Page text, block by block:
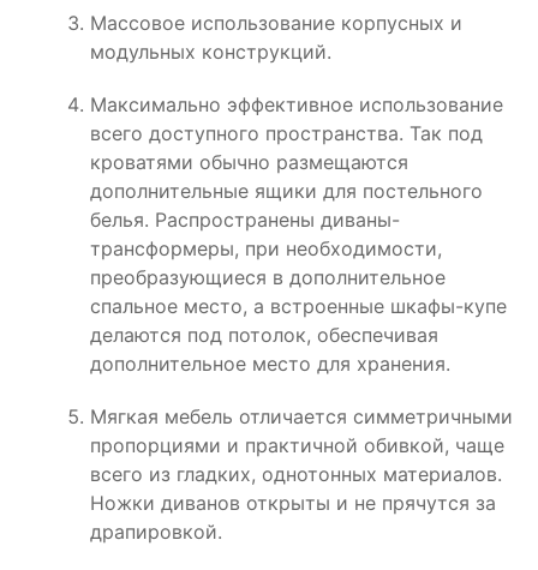
Массовое использование корпусных и
модульных конструкций.
Максимально эффективное использование
всего доступного пространства. Так под
кроватями обычно размещаются
дополнительные ящики для постельного
белья. Распространены диваны-
трансформеры, при необходимости,
преобразующиеся в дополнительное
спальное место, а встроенные шкафы-купе
делаются под потолок, обеспечивая
дополнительное место для хранения.
Мягкая мебель отличается симметричными
пропорциями и практичной обивкой, чаще
всего из гладких, однотонных материалов.
Ножки диванов открыты и не прячутся за
драпировкой.